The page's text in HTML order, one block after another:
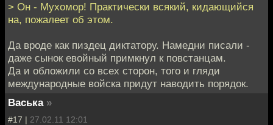
> Он - Мухомор! Практически всякий, кидающийся
на, пожалеет об этом.
Да вроде как пиздец диктатору. Намедни писали -
даже сынок евойный примкнул к повстанцам.
Да и обложили со всех сторон, того и гляди
международные войска придут наводить порядок.
Васька »
#17 | 27.02.11 12:01